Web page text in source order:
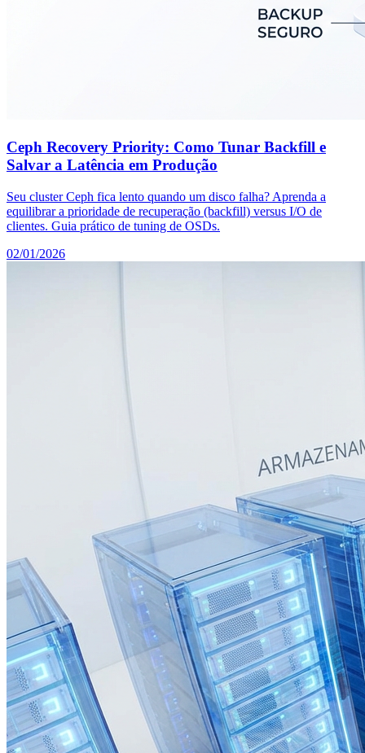
Ceph Recovery Priority: Como Tunar Backfill e
Salvar a Latência em Produção
Seu cluster Ceph fica lento quando um disco falha? Aprenda a
equilibrar a prioridade de recuperação (backfill) versus I/O de
clientes. Guia prático de tuning de OSDs.
02/01/2026